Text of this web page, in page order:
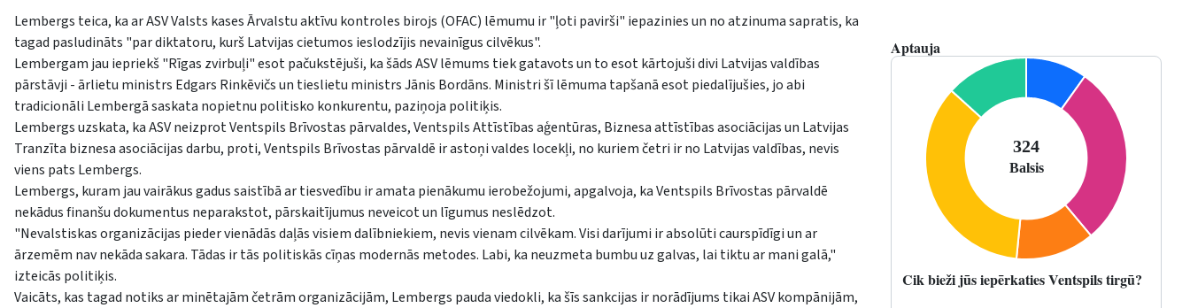
Lembergs teica, ka ar ASV Valsts kases Ārvalstu aktīvu kontroles birojs (OFAC) lēmumu ir "ļoti pavirši" iepazinies un no atzinuma sapratis, ka
tagad pasludināts "par diktatoru, kurš Latvijas cietumos ieslodzījis nevainīgus cilvēkus".
Lembergam jau iepriekš "Rīgas zvirbuļi" esot pačukstējuši, ka šāds ASV lēmums tiek gatavots un to esot kārtojuši divi Latvijas valdības
pārstāvji - ārlietu ministrs Edgars Rinkēvičs un tieslietu ministrs Jānis Bordāns. Ministri šī lēmuma tapšanā esot piedalījušies, jo abi
tradicionāli Lembergā saskata nopietnu politisko konkurentu, paziņoja politiķis.
Lembergs uzskata, ka ASV neizprot Ventspils Brīvostas pārvaldes, Ventspils Attīstības aģentūras, Biznesa attīstības asociācijas un Latvijas
Tranzīta biznesa asociācijas darbu, proti, Ventspils Brīvostas pārvaldē ir astoņi valdes locekļi, no kuriem četri ir no Latvijas valdības, nevis
viens pats Lembergs.
Lembergs, kuram jau vairākus gadus saistībā ar tiesvedību ir amata pienākumu ierobežojumi, apgalvoja, ka Ventspils Brīvostas pārvaldē
nekādus finanšu dokumentus neparakstot, pārskaitījumus neveicot un līgumus neslēdzot.
"Nevalstiskas organizācijas pieder vienādās daļās visiem dalībniekiem, nevis vienam cilvēkam. Visi darījumi ir absolūti caurspīdīgi un ar
ārzemēm nav nekāda sakara. Tādas ir tās politiskās cīņas modernās metodes. Labi, ka neuzmeta bumbu uz galvas, lai tiktu ar mani galā,"
izteicās politiķis.
Vaicāts, kas tagad notiks ar minētajām četrām organizācijām, Lembergs pauda viedokli, ka šīs sankcijas ir norādījums tikai ASV kompānijām,
Aptauja
Cik bieži jūs iepērkaties Ventspils tirgū?